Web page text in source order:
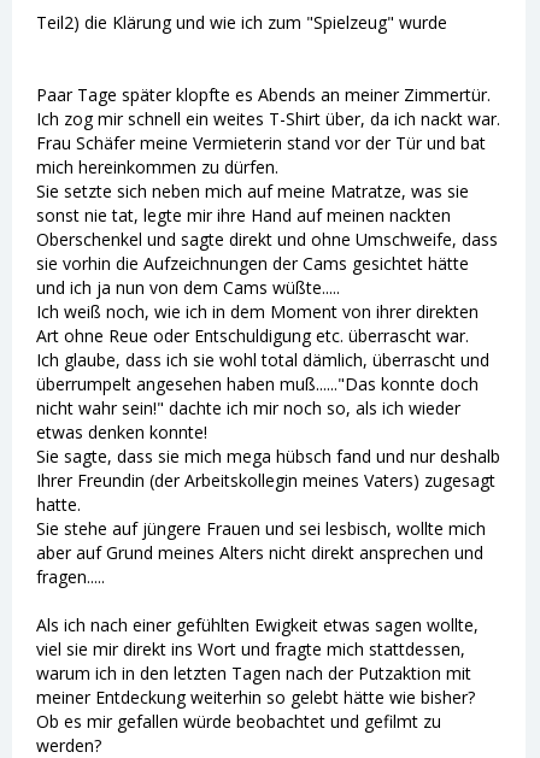
Teil2) die Klärung und wie ich zum "Spielzeug" wurde
Paar Tage später klopfte es Abends an meiner Zimmertür.
Ich zog mir schnell ein weites T-Shirt über, da ich nackt war.
Frau Schäfer meine Vermieterin stand vor der Tür und bat
mich hereinkommen zu dürfen.
Sie setzte sich neben mich auf meine Matratze, was sie
sonst nie tat, legte mir ihre Hand auf meinen nackten
Oberschenkel und sagte direkt und ohne Umschweife, dass
sie vorhin die Aufzeichnungen der Cams gesichtet hätte
und ich ja nun von dem Cams wüßte.....
Ich weiß noch, wie ich in dem Moment von ihrer direkten
Art ohne Reue oder Entschuldigung etc. überrascht war.
Ich glaube, dass ich sie wohl total dämlich, überrascht und
überrumpelt angesehen haben muß......"Das konnte doch
nicht wahr sein!" dachte ich mir noch so, als ich wieder
etwas denken konnte!
Sie sagte, dass sie mich mega hübsch fand und nur deshalb
Ihrer Freundin (der Arbeitskollegin meines Vaters) zugesagt
hatte.
Sie stehe auf jüngere Frauen und sei lesbisch, wollte mich
aber auf Grund meines Alters nicht direkt ansprechen und
fragen.....
Als ich nach einer gefühlten Ewigkeit etwas sagen wollte,
viel sie mir direkt ins Wort und fragte mich stattdessen,
warum ich in den letzten Tagen nach der Putzaktion mit
meiner Entdeckung weiterhin so gelebt hätte wie bisher?
Ob es mir gefallen würde beobachtet und gefilmt zu
werden?